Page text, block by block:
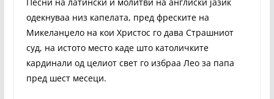
одекнуваа низ капелата, пред фреските на
Микеланџело на кои Христос го дава Страшниот
суд, на истото место каде што католичките
кардинали од целиот свет го избраа Лео за папа
пред шест месеци.